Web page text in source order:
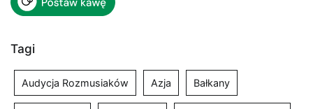
Tagi
Audycja Rozmusiaków Azja Bałkany